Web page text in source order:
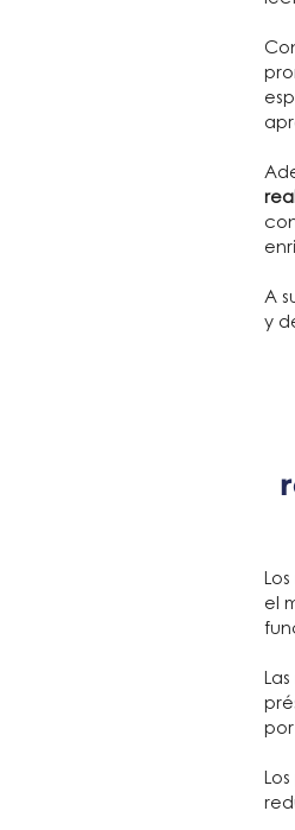
A
y
el